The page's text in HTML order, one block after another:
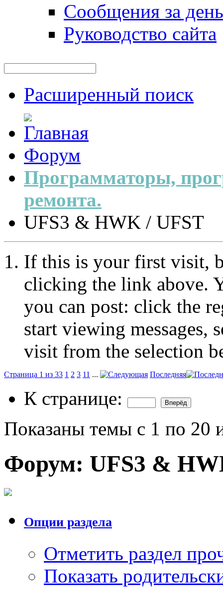
Сообщения за день
Руководство сайта
Расширенный поиск
Форум
Программаторы,
ремонта.
UFS3 & HWK / UFST
If this is your first visit,
clicking the link above.
you can post: click the
start viewing messages,
visit from the selection
Страница 1 из 33 1 2 3 11 ... Последняя
К странице:
Показаны темы с 1 по 20
Форум: UFS3 &
Опции раздела
Отметить раздел
Показать